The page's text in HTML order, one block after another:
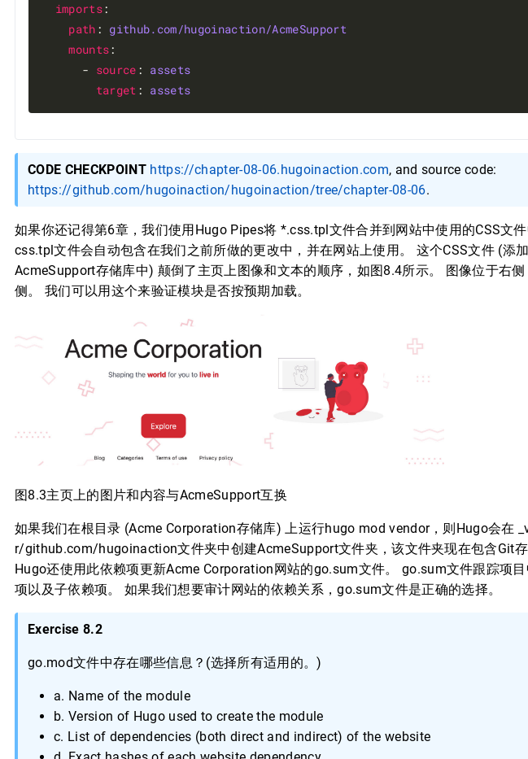
imports:
path : github.com/hugoinaction/AcmeSupport
mounts:
      -
source : assets
target : assets
CODE CHECKPOINT https://chapter-08-06.hugoinaction.com, and source code:
https://github.com/hugoinaction/hugoinaction/tree/chapter-08-06.
如果你还记得第6章，我们使用Hugo Pipes将 *.css.tpl文件合并到网站中使用的CSS文
css.tpl文件会自动包含在我们之前所做的更改中，并在网站上使用。 这个CSS文件 (添
AcmeSupport存储库中) 颠倒了主页上图像和文本的顺序，如图8.4所示。 图像位于右
侧。 我们可以用这个来验证模块是否按预期加载。
图8.3主页上的图片和内容与AcmeSupport互换
如果我们在根目录 (Acme Corporation存储库) 上运行hugo mod vendor，则Hugo会在
r/github.com/hugoinaction文件夹中创建AcmeSupport文件夹，该文件夹现在包含Git存
Hugo还使用此依赖项更新Acme Corporation网站的go.sum文件。 go.sum文件跟踪项
项以及子依赖项。 如果我们想要审计网站的依赖关系，go.sum文件是正确的选择。
Exercise 8.2
go.mod文件中存在哪些信息？(选择所有适用的。)
a. Name of the module
b. Version of Hugo used to create the module
c. List of dependencies (both direct and indirect) of the website